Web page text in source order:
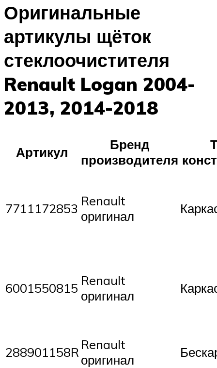
Оригинальные
артикулы щёток
стеклоочистителя
Renault Logan 2004-
2013, 2014-2018
Артикул
Бренд
производителя
7711172853 Renault
оригинал
6001550815 Renault
оригинал
288901158R Renault
оригинал